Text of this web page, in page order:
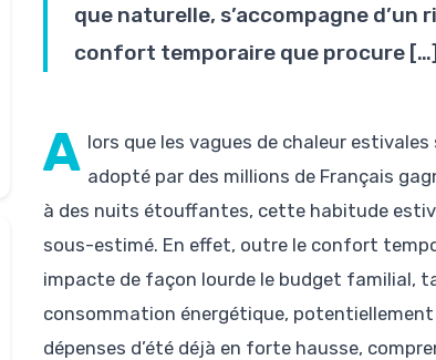
que naturelle, s’accompagne
confort temporaire que procure
A lors que les vagues de chaleur
adopté par des millions de Français
à des nuits étouffantes, cette habitude
sous-estimé. En effet, outre le confort
impacte de façon lourde le budget familial,
consommation énergétique, potentiellement
dépenses d’été déjà en forte hausse,